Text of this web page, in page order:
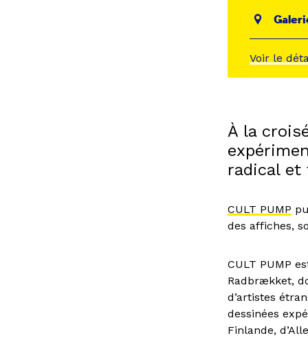
Voir le
À la
radical et
CULT PUMP
des affiches,
CULT PUMP
Radbrækket,
d’artistes
dessinées
Finlande,